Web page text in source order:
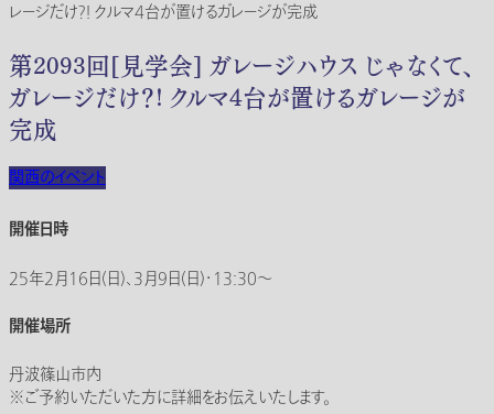
レージだけ？! クルマ4台が置けるガレージが完成
第2093回[見学会] ガレージハウス じゃなくて、
ガレージだけ？! クルマ4台が置けるガレージが
完成
関西のイベント
開催日時
25年2月16日(日)、3月9日(日)・13:30〜
開催場所
丹波篠山市内
※ご予約いただいた方に詳細をお伝えいたします。